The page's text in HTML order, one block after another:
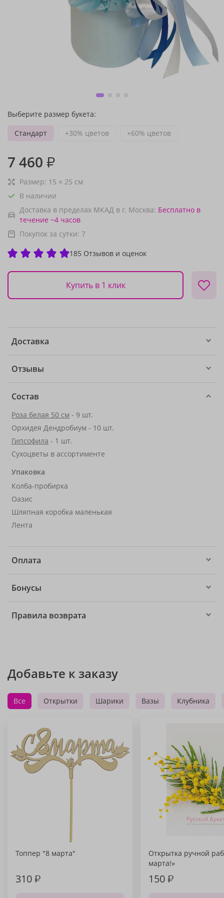
Выберите размер букета:
Стандарт
+30% цветов +60% цветов
7 460 ₽
Размер: 15 × 25 см
В наличии
Доставка в пределах МКАД в г. Москва: Бесплатно в
течение ~4 часов
Покупок за сутки: 7
185 Отзывов и оценок
Купить в 1 клик
Доставка
Отзывы
Состав
Роза белая 50 см - 9 шт.
Орхидея Дендробиум - 10 шт.
Гипсофила - 1 шт.
Сухоцветы в ассортименте
Упаковка
Колба-пробирка
Оазис
Шляпная коробка маленькая
Лента
Оплата
Бонусы
Правила возврата
Добавьте к заказу
Все Открытки Шарики Вазы Клубника
Топпер "8 марта"
310₽
Открытка ручной
марта!»
150₽